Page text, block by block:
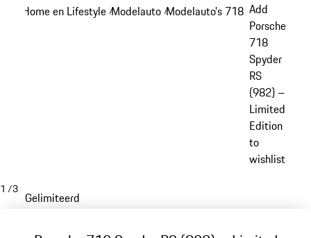
hoofdinhoud
Home en Lifestyle /Modelauto /Modelauto's 718 /Add
Porsche
718
Spyder
RS
(982) –
Limited
Edition
to
wishlist
1 /3
Gelimiteerd